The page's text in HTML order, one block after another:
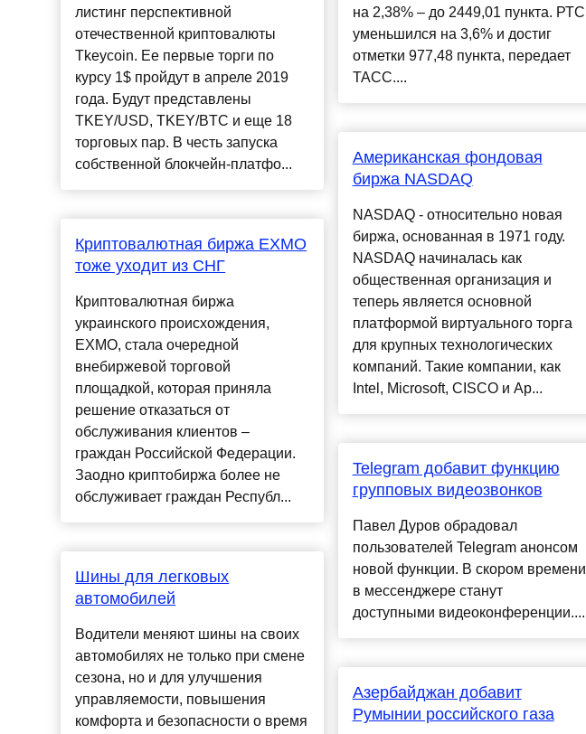
листинг перспективной
отечественной криптовалюты
Tkeycoin. Ее первые торги по
курсу 1$ пройдут в апреле 2019
года. Будут представлены
TKEY/USD, TKEY/BTC и еще 18
торговых пар. В честь запуска
собственной блокчейн-платфо...
Криптовалютная биржа EXMO
тоже уходит из СНГ
Криптовалютная биржа
украинского происхождения,
EXMO, стала очередной
внебиржевой торговой
площадкой, которая приняла
решение отказаться от
обслуживания клиентов –
граждан Российской Федерации.
Заодно криптобиржа более не
обслуживает граждан Республ...
Шины для легковых
автомобилей
Водители меняют шины на своих
автомобилях не только при смене
сезона, но и для улучшения
управляемости, повышения
комфорта и безопасности о время
на 2,38% – до 2449,01 пункта. РТС
уменьшился на 3,6% и достиг
отметки 977,48 пункта, передает
ТАСС....
Американская фондовая
биржа NASDAQ
NASDAQ - относительно новая
биржа, основанная в 1971 году.
NASDAQ начиналась как
общественная организация и
теперь является основной
платформой виртуального торга
для крупных технологических
компаний. Такие компании, как
Intel, Microsoft, CISCO и Ap...
Telegram добавит функцию
групповых видеозвонков
Павел Дуров обрадовал
пользователей Telegram анонсом
новой функции. В скором времени
в мессенджере станут
доступными видеоконференции....
Азербайджан добавит
Румынии российского газа